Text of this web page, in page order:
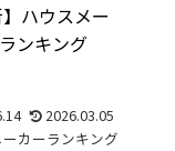
】ハウスメー
ンキング
2026.03.05
カーランキング